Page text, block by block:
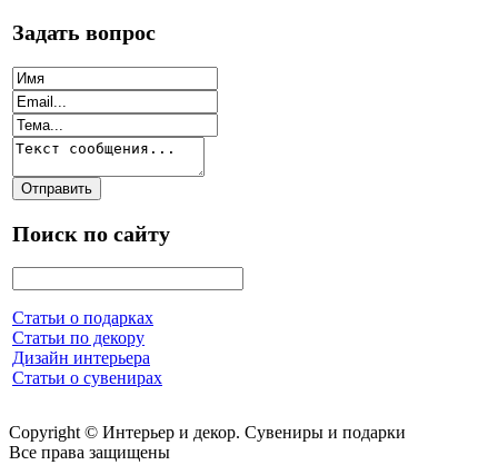
Задать вопрос
Поиск по сайту
Статьи о подарках
Статьи по декору
Дизайн интерьера
Статьи о сувенирах
Copyright © Интерьер и декор. Сувениры и подарки
Все права защищены